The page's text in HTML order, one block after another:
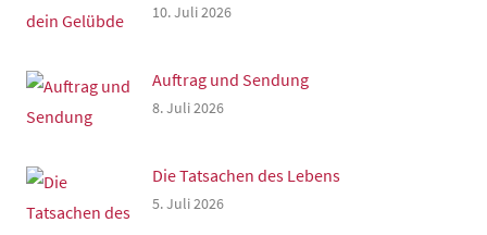
10. Juli 2026
Auftrag und Sendung
8. Juli 2026
Die Tatsachen des Lebens
5. Juli 2026